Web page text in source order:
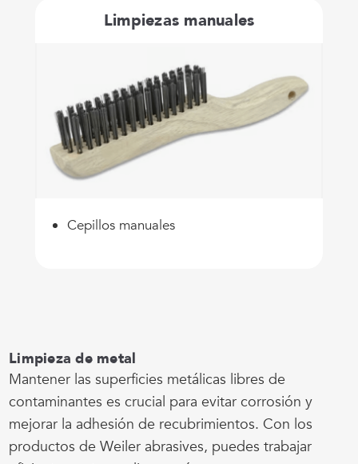
Limpiezas manuales
Cepillos manuales
Limpieza de metal
Mantener las superficies metálicas libres de
contaminantes es crucial para evitar corrosión y
mejorar la adhesión de recubrimientos. Con los
productos de Weiler abrasives, puedes trabajar